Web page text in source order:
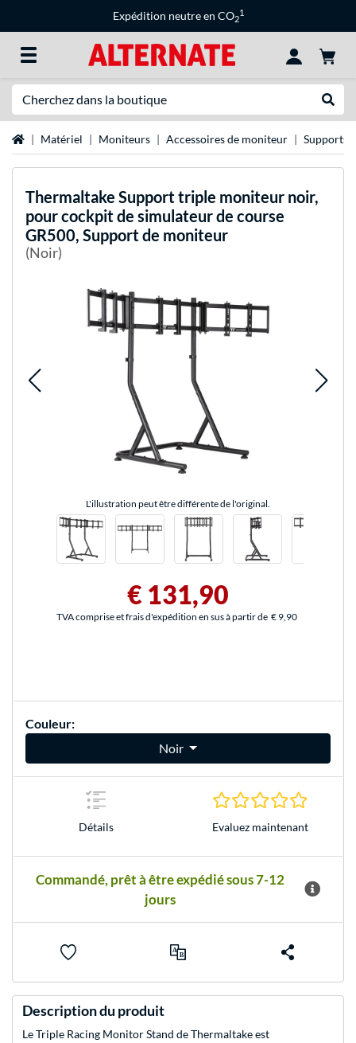
Expédition neutre en CO2
1
Page d'accueil
Matériel Moniteurs Accessoires de moniteur Supports
Thermaltake Support triple moniteur noir,
pour cockpit de simulateur de course
GR500, Support de moniteur
(Noir)
L'illustration peut être différente de l'original.
€ 131,90
TVA comprise et frais d'expédition en sus à partir de € 9,90
Couleur:
Noir
Détails Evaluez maintenant
Commandé, prêt à être expédié sous 7-12
jours
Description du produit
Le Triple Racing Monitor Stand de Thermaltake est